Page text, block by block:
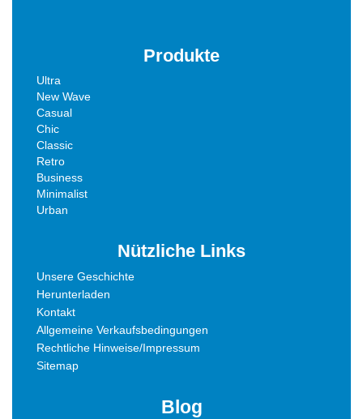
Produkte
Ultra
New Wave
Casual
Chic
Classic
Retro
Business
Minimalist
Urban
Nützliche Links
Unsere Geschichte
Herunterladen
Kontakt
Allgemeine Verkaufsbedingungen
Rechtliche Hinweise/Impressum
Sitemap
Blog